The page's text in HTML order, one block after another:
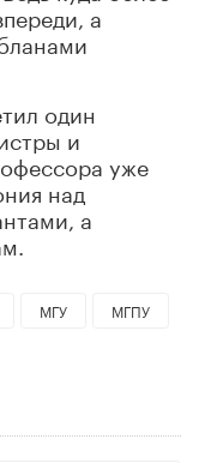
а
один
и
уже
над
а
МГУ
МГПУ